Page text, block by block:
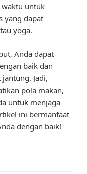
waktu untuk
yang dapat
yoga.
Anda dapat
baik dan
Jadi,
pola makan,
untuk menjaga
ini bermanfaat
dengan baik!